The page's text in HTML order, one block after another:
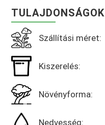
TULAJDONSÁGOK
Szállítási méret:
Kiszerelés:
Növényforma:
Nedvesség: